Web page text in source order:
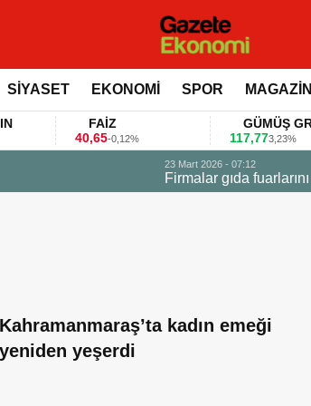
SİYASET EKONOMİ SPOR MAGAZİN
FAİZ
40,65
-0,12%
GÜMÜŞ GRAM
117,773,23%
Kahramanmaraş’ta kadın emeği
yeniden yeşerdi